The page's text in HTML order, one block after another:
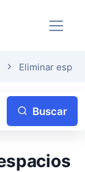
Eliminar
Buscar